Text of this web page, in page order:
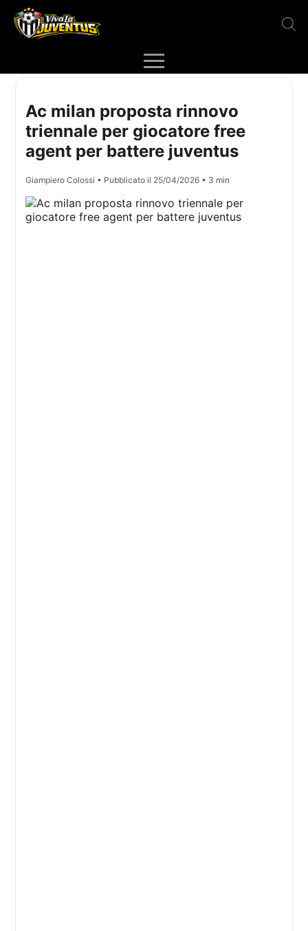
Ac milan proposta rinnovo
triennale per giocatore free
agent per battere juventus
Giampiero Colossi • Pubblicato il 25/04/2026 • 3 min